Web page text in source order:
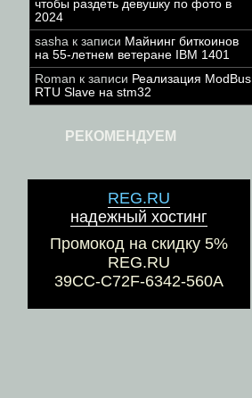
чтобы раздеть девушку по фото в
2024
sasha к записи Майнинг биткоинов
на 55-летнем ветеране IBM 1401
Roman к записи Реализация ModBus
RTU Slave на stm32
РЕКОМЕНДУЕМ
REG.RU
надежный хостинг
Промокод на скидку 5%
REG.RU
39CC-C72F-6342-560A